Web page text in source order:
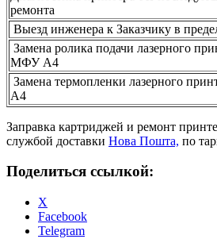
ремонта
Выезд инженера к Заказчику в
Замена ролика подачи лазерного
МФУ А4
Замена термопленки лазерного
А4
Заправка картриджей и ремонт
службой доставки Нова Пошта, по
Поделиться ссылкой:
X
Facebook
Telegram